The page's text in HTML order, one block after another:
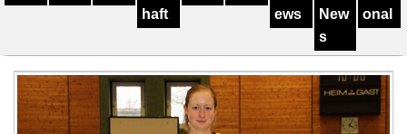
Training
Spieler
haft
ews
New
s
onal